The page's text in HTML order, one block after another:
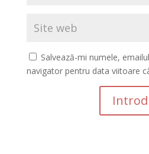
Salvează-mi numele,
navigator pentru data viitoare